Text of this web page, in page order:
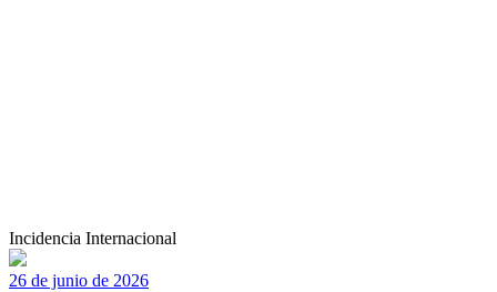
Incidencia Internacional
26 de junio de 2026